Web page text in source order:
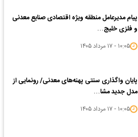
پیام مدیرعامل منطقه ویژه اقتصادی صنایع معدنی
و فلزی خلیج…
۱۰:۰۵ - ۱۷ مرداد ۱۴۰۵
پایان واگذاری‌ سنتی پهنه‌های معدنی/ رونمایی از
مدل جدید مشا…
۱۰:۰۵ - ۱۷ مرداد ۱۴۰۵